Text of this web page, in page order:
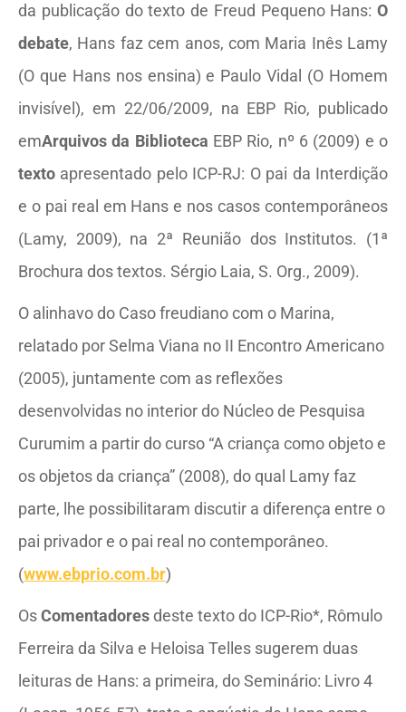
da publicação do texto de Freud Pequeno Hans: O
debate, Hans faz cem anos, com Maria Inês Lamy
(O que Hans nos ensina) e Paulo Vidal (O Homem
invisível), em 22/06/2009, na EBP Rio, publicado
emArquivos da Biblioteca EBP Rio, nº 6 (2009) e o
texto apresentado pelo ICP-RJ: O pai da Interdição
e o pai real em Hans e nos casos contemporâneos
(Lamy, 2009), na 2ª Reunião dos Institutos. (1ª
Brochura dos textos. Sérgio Laia, S. Org., 2009).
O alinhavo do Caso freudiano com o Marina,
relatado por Selma Viana no II Encontro Americano
(2005), juntamente com as reflexões
desenvolvidas no interior do Núcleo de Pesquisa
Curumim a partir do curso “A criança como objeto e
os objetos da criança” (2008), do qual Lamy faz
parte, lhe possibilitaram discutir a diferença entre o
pai privador e o pai real no contemporâneo.
(www.ebprio.com.br)
OsComentadores deste texto do ICP-Rio*, Rômulo
Ferreira da Silva e Heloisa Telles sugerem duas
leituras de Hans: a primeira, do Seminário: Livro 4